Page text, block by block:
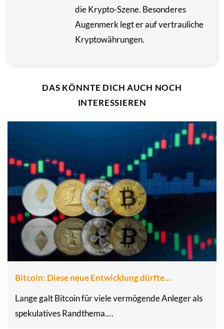
die Krypto-Szene. Besonderes
Augenmerk legt er auf vertrauliche
Kryptowährungen.
DAS KÖNNTE DICH AUCH NOCH
INTERESSIEREN
Bitcoin: Diese neue Entwicklung dürfte…
Lange galt Bitcoin für viele vermögende Anleger als
spekulatives Randthema.…